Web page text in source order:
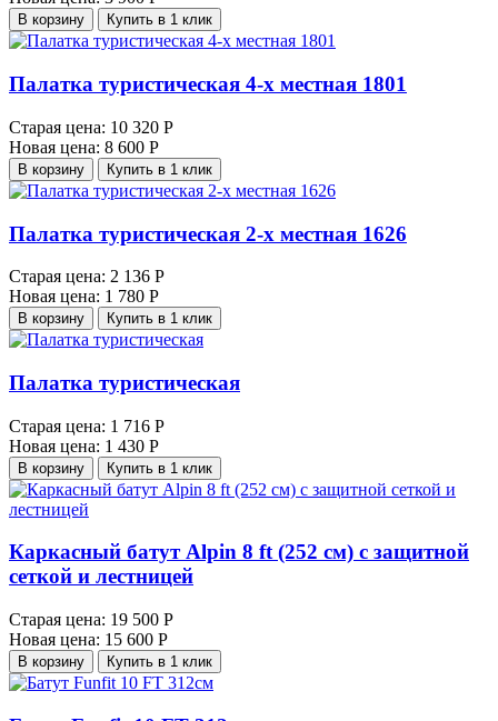
В корзину Купить в 1 клик
Палатка туристическая 4-х местная 1801
Старая цена: 10 320 Р
Новая цена: 8 600 Р
В корзину Купить в 1 клик
Палатка туристическая 2-х местная 1626
Старая цена: 2 136 Р
Новая цена: 1 780 Р
В корзину Купить в 1 клик
Палатка туристическая
Старая цена: 1 716 Р
Новая цена: 1 430 Р
В корзину Купить в 1 клик
Каркасный батут Alpin 8 ft (252 cм) с защитной
сеткой и лестницей
Старая цена: 19 500 Р
Новая цена: 15 600 Р
В корзину Купить в 1 клик